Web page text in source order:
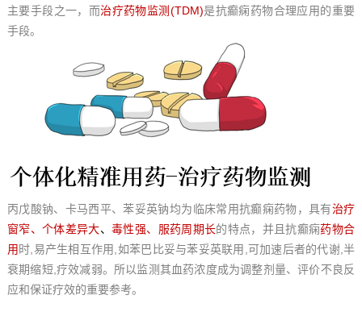
主要手段之一，而治疗药物监测(TDM)是抗癫痫药物合理应用的重要
手段。
丙戊酸钠、卡马西平、苯妥英钠均为临床常用抗癫痫药物，具有治疗
窗窄、个体差异大、毒性强、服药周期长的特点，并且抗癫痫药物合
用时,易产生相互作用,如苯巴比妥与苯妥英联用,可加速后者的代谢,半
衰期缩短,疗效减弱。所以监测其血药浓度成为调整剂量、评价不良反
应和保证疗效的重要参考。